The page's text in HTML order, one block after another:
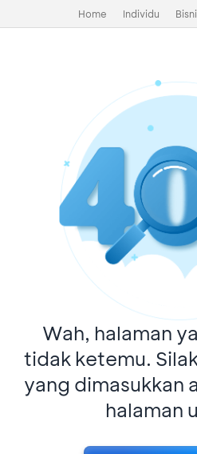
Home Individu
Wah, halaman
tidak ketemu.
yang dimasukkan
halaman